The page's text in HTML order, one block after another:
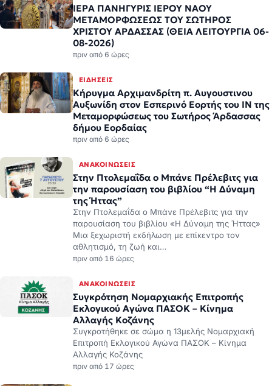
ΙΕΡΑ ΠΑΝΗΓΥΡΙΣ ΙΕΡΟΥ ΝΑΟΥ
ΜΕΤΑΜΟΡΦΩΣΕΩΣ ΤΟΥ ΣΩΤΗΡΟΣ
ΧΡΙΣΤΟΥ ΑΡΔΑΣΣΑΣ (ΘΕΙΑ ΛΕΙΤΟΥΡΓΙΑ 06-
08-2026)
πριν από 6 ώρες
ΕΙΔΉΣΕΙΣ
Κήρυγμα Αρχιμανδρίτη π. Αυγουστινου
Αυξωνίδη στον Εσπερινό Εορτής του ΙΝ της
Μεταμορφώσεως του Σωτήρος Άρδασσας
δήμου Εορδαίας
πριν από 6 ώρες
ΑΝΑΚΟΙΝΏΣΕΙΣ
Στην Πτολεμαΐδα ο Μπάνε Πρέλεβιτς για
την παρουσίαση του βιβλίου “Η Δύναμη
της Ήττας”
Στην Πτολεμαΐδα ο Μπάνε Πρέλεβιτς για την
παρουσίαση του βιβλίου «Η Δύναμη της Ήττας»
Μια ξεχωριστή εκδήλωση με επίκεντρο τον
αθλητισμό, τη ζωή και…
πριν από 16 ώρες
ΑΝΑΚΟΙΝΏΣΕΙΣ
Συγκρότηση Νομαρχιακής Επιτροπής
Εκλογικού Αγώνα ΠΑΣΟΚ – Κίνημα
Αλλαγής Κοζάνης
Συγκροτήθηκε σε σώμα η 13μελής Νομαρχιακή
Επιτροπή Εκλογικού Αγώνα ΠΑΣΟΚ – Κίνημα
Αλλαγής Κοζάνης
πριν από 17 ώρες